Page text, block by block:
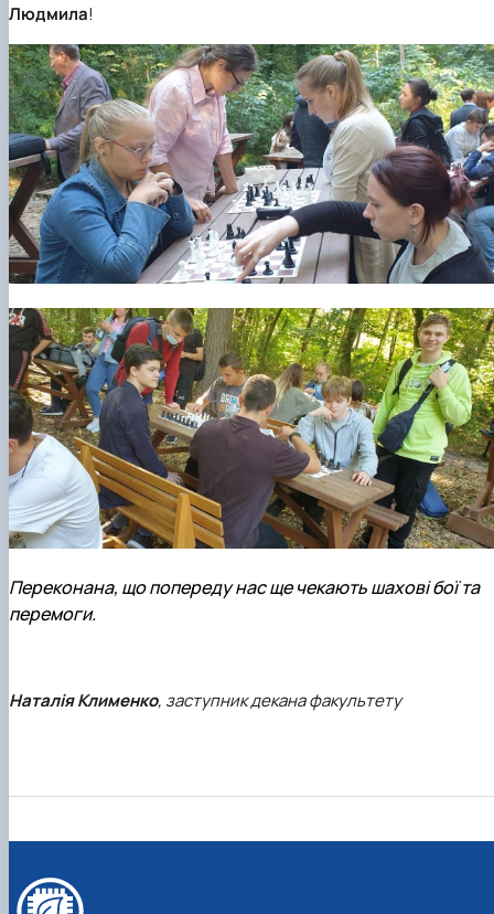
Людмила!
Переконана, що попереду нас ще чекають шахові бої та
перемоги.
Наталія Клименко, заступник декана факультету